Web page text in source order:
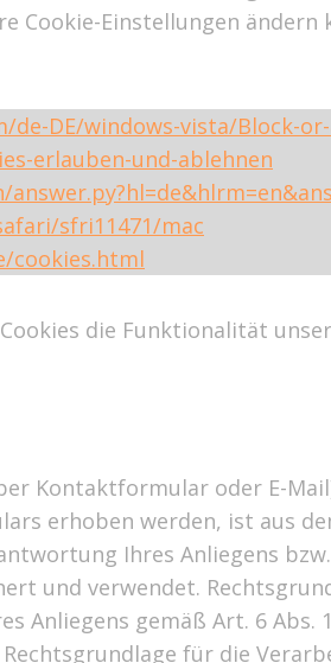
Cookie-Einstellungen
DE/windows-vista/Block-
erlauben-und-ablehnen
sfri11471/mac
cookies.html
die Funktionalität
Kontaktformular oder E-
erhoben werden, ist aus
Ihres Anliegens
und verwendet.
Anliegens gemäß Art. 6 Abs.
für die